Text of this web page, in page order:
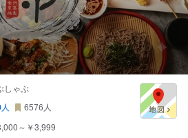
しゃぶ
人 6576 人
～￥3,999